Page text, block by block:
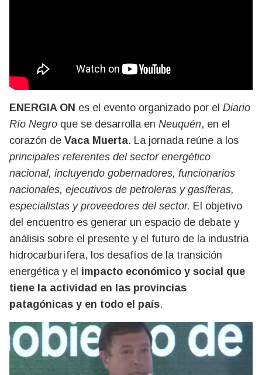
ENERGIA ON es el evento organizado por el Diario
Río Negro que se desarrolla en Neuquén, en el
corazón de Vaca Muerta. La jornada reúne a los
principales referentes del sector energético
nacional, incluyendo gobernadores, funcionarios
nacionales, ejecutivos de petroleras y gasíferas,
especialistas y proveedores del sector. El objetivo
del encuentro es generar un espacio de debate y
análisis sobre el presente y el futuro de la industria
hidrocarburífera, los desafíos de la transición
energética y el impacto económico y social que
tiene la actividad en las provincias
patagónicas y en todo el país.